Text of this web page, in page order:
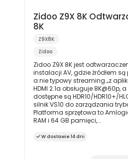
Zidoo Z9X 8K
8K
Z9X8K
Zidoo
Zidoo Z9X 8K jest
instalacji AV, gdzie źródłem są
a nie typowy streaming „z
HDMI 2.1a obsługuje 8K@60p,
dostępne są HDR10/HDR10+/
silnik VS10 do zarządzania
Platforma sprzętowa to
RAM i 64 GB pamięci,...
W dostawie 14 dni